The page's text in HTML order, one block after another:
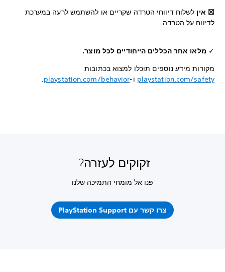
☒ אין לשלוח דיווחי הטרדה שקריים או להשתמש לרעה במערכת
לדיווח על הטרדה.
✓ מלאו אחר הכללים הייחודיים לכל מוצר.
מקורות מידע נוספים תוכלו למצוא בכתובות
playstation.com/safety ו-playstation.com/behavior
.
זקוקים לעזרה?
פנו אל מומחי התמיכה שלנו
צרו קשר עם PlayStation Support